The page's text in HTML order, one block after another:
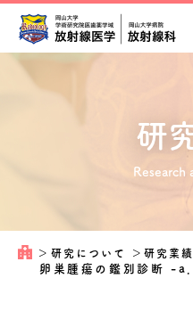
研
Research
＞ 研究について ＞研究業績
卵巣腫瘍の鑑別診断 -a